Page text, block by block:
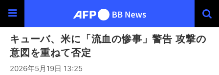
キューバ、米に「流血の惨事」警告 攻撃の
意図を重ねて否定
2026年5月19日 13:25